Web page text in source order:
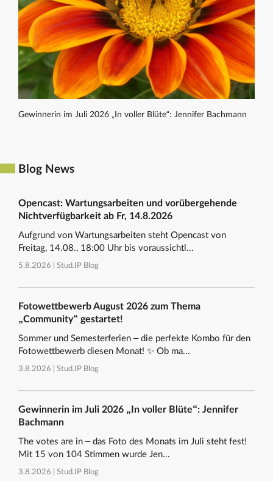
Gewinnerin im Juli 2026 „In voller Blüte“: Jennifer Bachmann
Blog News
Opencast: Wartungsarbeiten und vorübergehende
Nichtverfügbarkeit ab Fr, 14.8.2026
Aufgrund von Wartungsarbeiten steht Opencast von
Freitag, 14.08., 18:00 Uhr bis voraussichtl...
5.8.2026 | Stud.IP Blog
Fotowettbewerb August 2026 zum Thema
„Community“ gestartet!
Sommer und Semesterferien – die perfekte Kombo für den
Fotowettbewerb diesen Monat! ✨ Ob ma...
3.8.2026 | Stud.IP Blog
Gewinnerin im Juli 2026 „In voller Blüte“: Jennifer
Bachmann
The votes are in – das Foto des Monats im Juli steht fest!
Mit 15 von 104 Stimmen wurde Jen...
3.8.2026 | Stud.IP Blog